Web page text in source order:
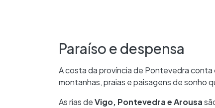
Paraíso e despensa
A costa da província de Pontevedra
montanhas, praias e paisagens de sonho
As rias deVigo, Pontevedra e Arousa